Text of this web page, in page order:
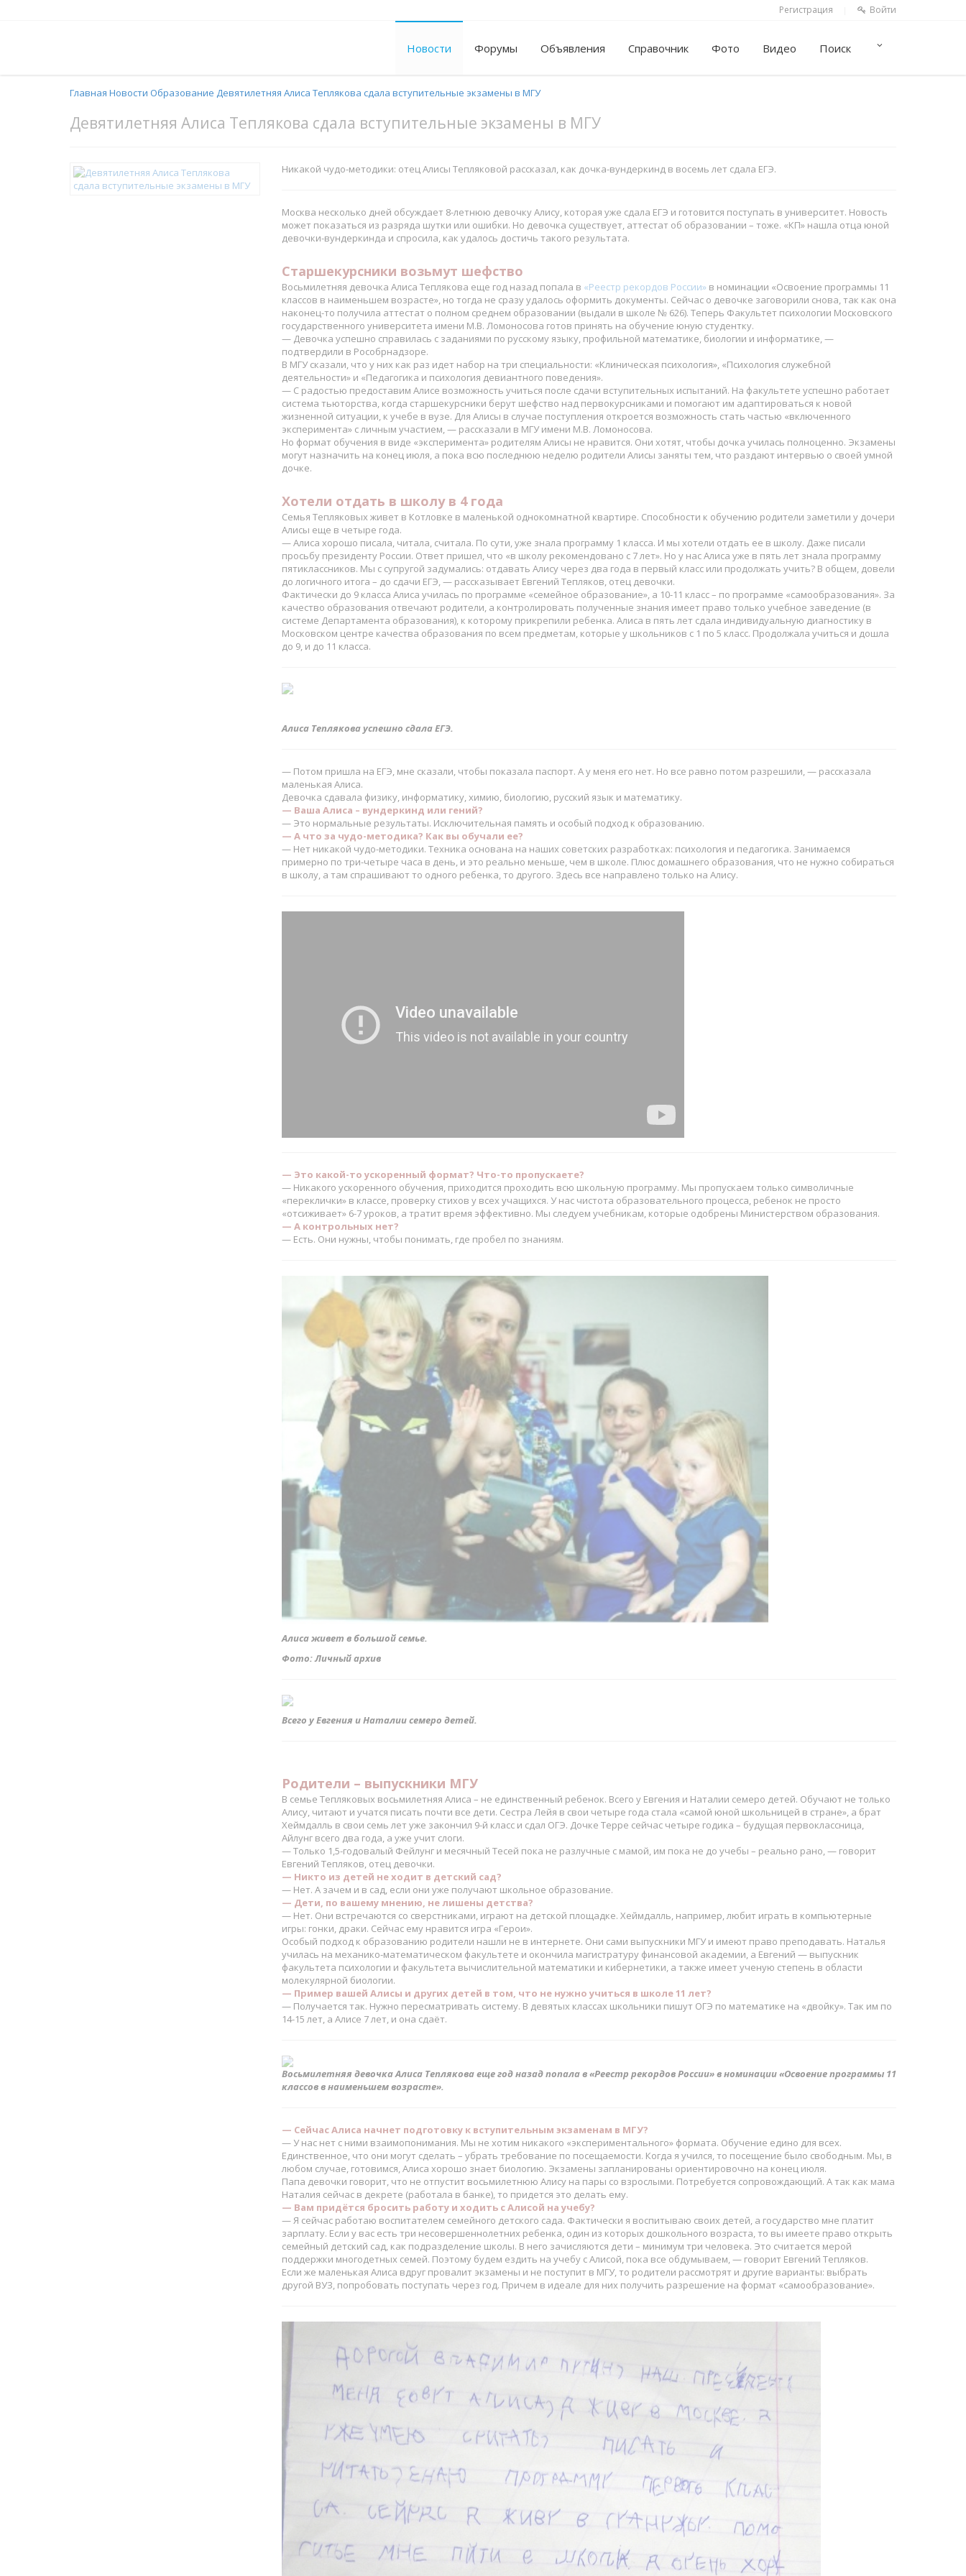
Регистрация Войти
Новости Форумы Объявления Справочник Фото Видео Поиск
Главная Новости Образование Девятилетняя Алиса Теплякова сдала вступительные экзамены в МГУ
Девятилетняя Алиса Теплякова сдала вступительные экзамены в МГУ
Никакой чудо-методики: отец Алисы Тепляковой рассказал, как дочка-вундеркинд в восемь лет сдала ЕГЭ.
Москва несколько дней обсуждает 8-летнюю девочку Алису, которая уже сдала ЕГЭ и готовится поступать в университет. Новость
может показаться из разряда шутки или ошибки. Но девочка существует, аттестат об образовании – тоже. «КП» нашла отца юной
девочки-вундеркинда и спросила, как удалось достичь такого результата.
Старшекурсники возьмут шефство
Восьмилетняя девочка Алиса Теплякова еще год назад попала в «Реестр рекордов России» в номинации «Освоение программы 11
классов в наименьшем возрасте», но тогда не сразу удалось оформить документы. Сейчас о девочке заговорили снова, так как она
наконец-то получила аттестат о полном среднем образовании (выдали в школе № 626). Теперь Факультет психологии Московского
государственного университета имени М.В. Ломоносова готов принять на обучение юную студентку.
— Девочка успешно справилась с заданиями по русскому языку, профильной математике, биологии и информатике, —
подтвердили в Рособрнадзоре.
В МГУ сказали, что у них как раз идет набор на три специальности: «Клиническая психология», «Психология служебной
деятельности» и «Педагогика и психология девиантного поведения».
— С радостью предоставим Алисе возможность учиться после сдачи вступительных испытаний. На факультете успешно работает
система тьюторства, когда старшекурсники берут шефство над первокурсниками и помогают им адаптироваться к новой
жизненной ситуации, к учебе в вузе. Для Алисы в случае поступления откроется возможность стать частью «включенного
эксперимента» с личным участием, — рассказали в МГУ имени М.В. Ломоносова.
Но формат обучения в виде «эксперимента» родителям Алисы не нравится. Они хотят, чтобы дочка училась полноценно. Экзамены
могут назначить на конец июля, а пока всю последнюю неделю родители Алисы заняты тем, что раздают интервью о своей умной
дочке.
Хотели отдать в школу в 4 года
Семья Тепляковых живет в Котловке в маленькой однокомнатной квартире. Способности к обучению родители заметили у дочери
Алисы еще в четыре года.
— Алиса хорошо писала, читала, считала. По сути, уже знала программу 1 класса. И мы хотели отдать ее в школу. Даже писали
просьбу президенту России. Ответ пришел, что «в школу рекомендовано с 7 лет». Но у нас Алиса уже в пять лет знала программу
пятиклассников. Мы с супругой задумались: отдавать Алису через два года в первый класс или продолжать учить? В общем, довели
до логичного итога – до сдачи ЕГЭ, — рассказывает Евгений Тепляков, отец девочки.
Фактически до 9 класса Алиса училась по программе «семейное образование», а 10-11 класс – по программе «самообразования». За
качество образования отвечают родители, а контролировать полученные знания имеет право только учебное заведение (в
системе Департамента образования), к которому прикрепили ребенка. Алиса в пять лет сдала индивидуальную диагностику в
Московском центре качества образования по всем предметам, которые у школьников с 1 по 5 класс. Продолжала учиться и дошла
до 9, и до 11 класса.
Алиса Теплякова успешно сдала ЕГЭ.
— Потом пришла на ЕГЭ, мне сказали, чтобы показала паспорт. А у меня его нет. Но все равно потом разрешили, — рассказала
маленькая Алиса.
Девочка сдавала физику, информатику, химию, биологию, русский язык и математику.
— Ваша Алиса – вундеркинд или гений?
— Это нормальные результаты. Исключительная память и особый подход к образованию.
— А что за чудо-методика? Как вы обучали ее?
— Нет никакой чудо-методики. Техника основана на наших советских разработках: психология и педагогика. Занимаемся
примерно по три-четыре часа в день, и это реально меньше, чем в школе. Плюс домашнего образования, что не нужно собираться
в школу, а там спрашивают то одного ребенка, то другого. Здесь все направлено только на Алису.
— Это какой-то ускоренный формат? Что-то пропускаете?
— Никакого ускоренного обучения, приходится проходить всю школьную программу. Мы пропускаем только символичные
«переклички» в классе, проверку стихов у всех учащихся. У нас чистота образовательного процесса, ребенок не просто
«отсиживает» 6-7 уроков, а тратит время эффективно. Мы следуем учебникам, которые одобрены Министерством образования.
— А контрольных нет?
— Есть. Они нужны, чтобы понимать, где пробел по знаниям.
Алиса живет в большой семье.
Фото: Личный архив
Всего у Евгения и Наталии семеро детей.
Родители – выпускники МГУ
В семье Тепляковых восьмилетняя Алиса – не единственный ребенок. Всего у Евгения и Наталии семеро детей. Обучают не только
Алису, читают и учатся писать почти все дети. Сестра Лейя в свои четыре года стала «самой юной школьницей в стране», а брат
Хеймдалль в свои семь лет уже закончил 9-й класс и сдал ОГЭ. Дочке Терре сейчас четыре годика – будущая первоклассница,
Айлунг всего два года, а уже учит слоги.
— Только 1,5-годовалый Фейлунг и месячный Тесей пока не разлучные с мамой, им пока не до учебы – реально рано, — говорит
Евгений Тепляков, отец девочки.
— Никто из детей не ходит в детский сад?
— Нет. А зачем и в сад, если они уже получают школьное образование.
— Дети, по вашему мнению, не лишены детства?
— Нет. Они встречаются со сверстниками, играют на детской площадке. Хеймдалль, например, любит играть в компьютерные
игры: гонки, драки. Сейчас ему нравится игра «Герои».
Особый подход к образованию родители нашли не в интернете. Они сами выпускники МГУ и имеют право преподавать. Наталья
училась на механико-математическом факультете и окончила магистратуру финансовой академии, а Евгений — выпускник
факультета психологии и факультета вычислительной математики и кибернетики, а также имеет ученую степень в области
молекулярной биологии.
— Пример вашей Алисы и других детей в том, что не нужно учиться в школе 11 лет?
— Получается так. Нужно пересматривать систему. В девятых классах школьники пишут ОГЭ по математике на «двойку». Так им по
14-15 лет, а Алисе 7 лет, и она сдаёт.
Восьмилетняя девочка Алиса Теплякова еще год назад попала в «Реестр рекордов России» в номинации «Освоение программы 11
классов в наименьшем возрасте».
— Сейчас Алиса начнет подготовку к вступительным экзаменам в МГУ?
— У нас нет с ними взаимопонимания. Мы не хотим никакого «экспериментального» формата. Обучение едино для всех.
Единственное, что они могут сделать – убрать требование по посещаемости. Когда я учился, то посещение было свободным. Мы, в
любом случае, готовимся, Алиса хорошо знает биологию. Экзамены запланированы ориентировочно на конец июля.
Папа девочки говорит, что не отпустит восьмилетнюю Алису на пары со взрослыми. Потребуется сопровождающий. А так как мама
Наталия сейчас в декрете (работала в банке), то придется это делать ему.
— Вам придётся бросить работу и ходить с Алисой на учебу?
— Я сейчас работаю воспитателем семейного детского сада. Фактически я воспитываю своих детей, а государство мне платит
зарплату. Если у вас есть три несовершеннолетних ребенка, один из которых дошкольного возраста, то вы имеете право открыть
семейный детский сад, как подразделение школы. В него зачисляются дети – минимум три человека. Это считается мерой
поддержки многодетных семей. Поэтому будем ездить на учебу с Алисой, пока все обдумываем, — говорит Евгений Тепляков.
Если же маленькая Алиса вдруг провалит экзамены и не поступит в МГУ, то родители рассмотрят и другие варианты: выбрать
другой ВУЗ, попробовать поступать через год. Причем в идеале для них получить разрешение на формат «самообразование».